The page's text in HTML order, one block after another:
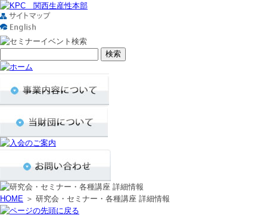
HOME ＞ 研究会・セミナー・各種講座 詳細情報